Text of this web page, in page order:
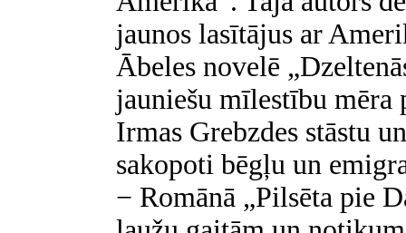
jaunos lasītājus ar
Ābeles novelē
jauniešu mīlestību mēra
Irmas Grebzdes stāstu
sakopoti bēgļu un
− Romānā „Pilsēta pie